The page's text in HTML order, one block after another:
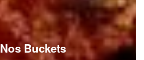
Nos Buckets